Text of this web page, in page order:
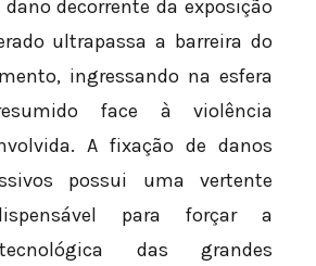
dano decorrente da exposição
ultrapassa a barreira do
ingressando na esfera
face à violência
A fixação de danos
possui uma vertente
para forçar a
das grandes